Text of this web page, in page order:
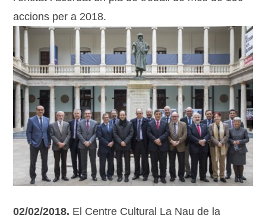
accions per a 2018.
02/02/2018. El Centre Cultural La Nau de la